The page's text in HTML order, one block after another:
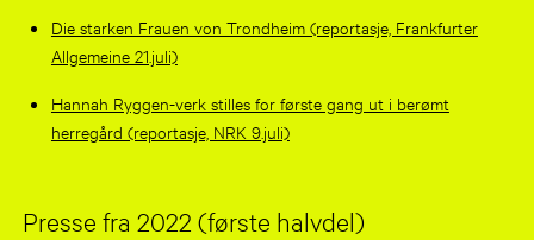
Die starken Frauen von Trondheim (reportasje, Frankfurter
Allgemeine 21.juli)
Hannah Ryggen-verk stilles for første gang ut i berømt
herregård (reportasje, NRK 9.juli)
Presse fra 2022 (første halvdel)